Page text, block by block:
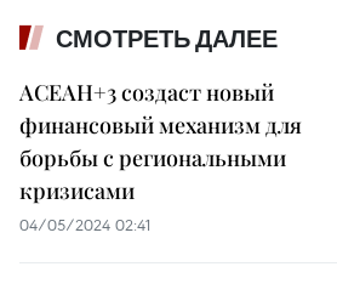
СМОТРЕТЬ ДАЛЕЕ
АСЕАН+3 создаст новый
финансовый механизм для
борьбы с региональными
кризисами
04/05/2024 02:41